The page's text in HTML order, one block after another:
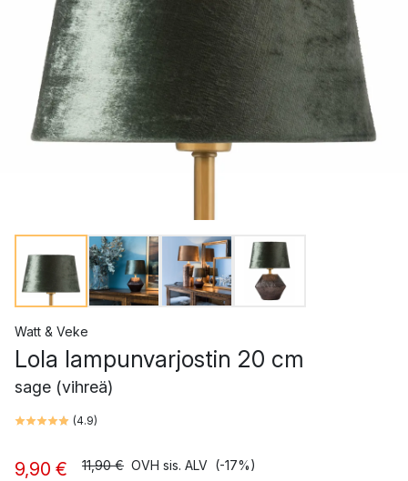
Watt & Veke
Lola lampunvarjostin 20 cm
sage (vihreä)
(4.9)
9,90 € 11,90 € OVH sis. ALV (-17%)